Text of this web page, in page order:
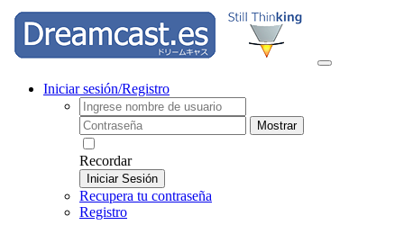
Iniciar sesión/Registro
Mostrar
Recordar
Iniciar Sesión
Recupera tu contraseña
Registro